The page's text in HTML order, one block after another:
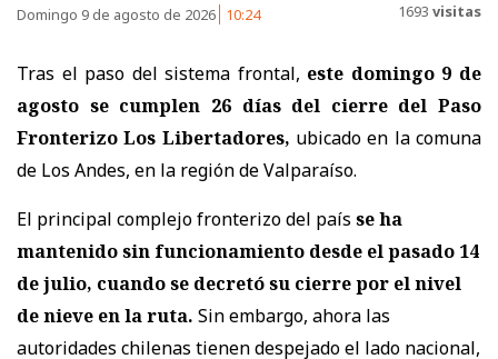
Domingo 9 de agosto de 2026 10:24 1693 visitas
Tras el paso del sistema frontal, este domingo 9 de
agosto se cumplen 26 días del cierre del Paso
Fronterizo Los Libertadores, ubicado en la comuna
de Los Andes, en la región de Valparaíso.
El principal complejo fronterizo del país se ha
mantenido sin funcionamiento desde el pasado 14
de julio, cuando se decretó su cierre por el nivel
de nieve en la ruta. Sin embargo, ahora las
autoridades chilenas tienen despejado el lado nacional,